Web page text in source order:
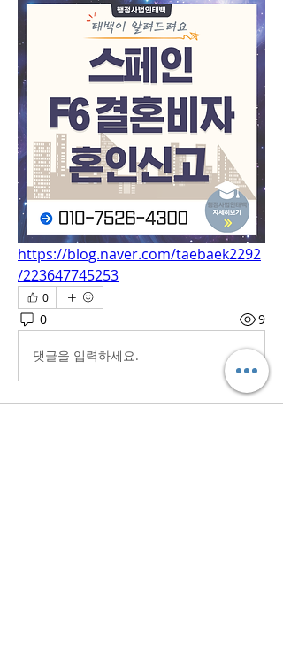
https://blog.naver.com/taebaek2292
/223647745253
0
0 9
댓글을 입력하세요.